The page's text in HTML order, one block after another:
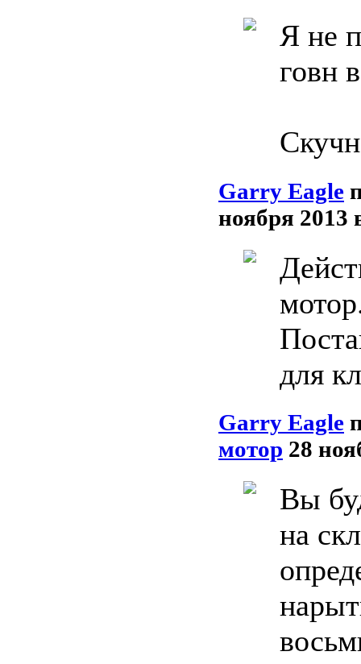
Я не
говн
Garry Eagle
ноября 2013
для
Garry Eagle
мотор 28
Вы
на